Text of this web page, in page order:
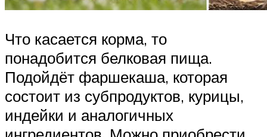
Что касается корма, то
понадобится белковая пища.
Подойдёт фаршекаша, которая
состоит из субпродуктов, курицы,
индейки и аналогичных